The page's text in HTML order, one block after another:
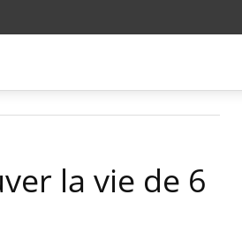
la vie de 6